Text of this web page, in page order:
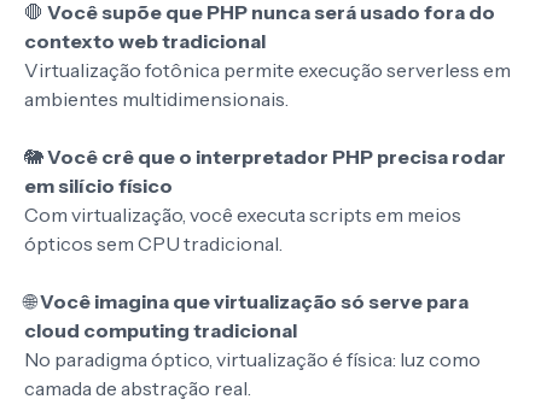
🛑 Você supõe que PHP nunca será usado fora do
contexto web tradicional
Virtualização fotônica permite execução serverless em
ambientes multidimensionais.
🐘Você crê que o interpretador PHP precisa rodar
em silício físico
Com virtualização, você executa scripts em meios
ópticos sem CPU tradicional.
🌐Você imagina que virtualização só serve para
cloud computing tradicional
No paradigma óptico, virtualização é física: luz como
camada de abstração real.